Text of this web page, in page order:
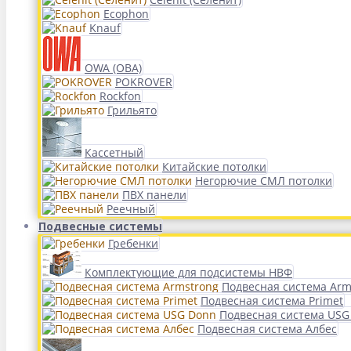
Ecophon
Knauf
OWA (ОВА)
POKROVER
Rockfon
Грильято
Кассетный
Китайские потолки
Негорючие СМЛ потолки
ПВХ панели
Реечный
Подвесные системы
Гребенки
Комплектующие для подсистемы НВФ
Подвесная система
Подвесная система Primet
Подвесная система
Подвесная система Албес